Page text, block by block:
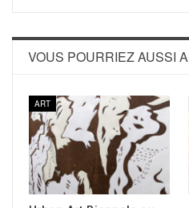
VOUS POURRIEZ AUSSI
ART